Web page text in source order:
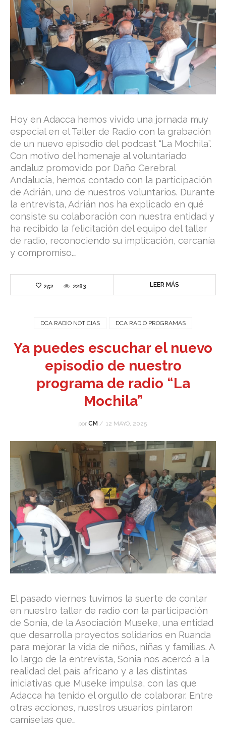
Hoy en Adacca hemos vivido una jornada muy
especial en el Taller de Radio con la grabación
de un nuevo episodio del podcast “La Mochila”.
Con motivo del homenaje al voluntariado
andaluz promovido por Daño Cerebral
Andalucía, hemos contado con la participación
de Adrián, uno de nuestros voluntarios. Durante
la entrevista, Adrián nos ha explicado en qué
consiste su colaboración con nuestra entidad y
ha recibido la felicitación del equipo del taller
de radio, reconociendo su implicación, cercanía
y compromiso.…
252 2283 LEER MÁS
DCA RADIO NOTICIAS DCA RADIO PROGRAMAS
Ya puedes escuchar el nuevo
episodio de nuestro
programa de radio “La
Mochila”
por CM / 12 MAYO, 2025
El pasado viernes tuvimos la suerte de contar
en nuestro taller de radio con la participación
de Sonia, de la Asociación Museke, una entidad
que desarrolla proyectos solidarios en Ruanda
para mejorar la vida de niños, niñas y familias. A
lo largo de la entrevista, Sonia nos acercó a la
realidad del país africano y a las distintas
iniciativas que Museke impulsa, con las que
Adacca ha tenido el orgullo de colaborar. Entre
otras acciones, nuestros usuarios pintaron
camisetas que…